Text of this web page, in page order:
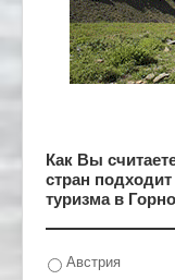
Как Вы
стран
туризма в
Австрия